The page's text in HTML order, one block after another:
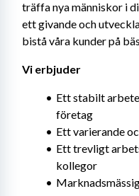
träffa nya människor i
ett givande och
bistå våra kunder på
Vi erbjuder
Ett stabilt
företag
Ett varierande
Ett trevligt
kollegor